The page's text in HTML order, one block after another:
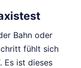
Bahn oder
fühlt sich
Es ist dieses